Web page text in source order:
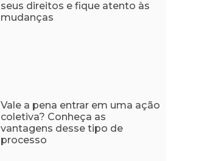
seus direitos e fique atento às
mudanças
Vale a pena entrar em uma ação
coletiva? Conheça as
vantagens desse tipo de
processo